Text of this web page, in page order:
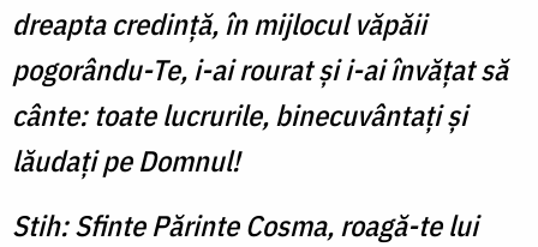
dreapta credinţă, în mijlocul văpăii
pogorându-Te, i-ai rourat şi i-ai învăţat să
cânte: toate lucrurile, binecuvântaţi şi
lăudaţi pe Domnul!
Stih: Sfinte Părinte Cosma, roagă-te lui